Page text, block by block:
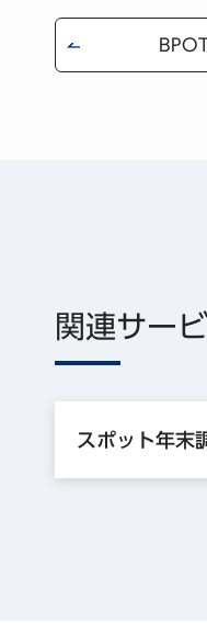
関連サー
スポット年末